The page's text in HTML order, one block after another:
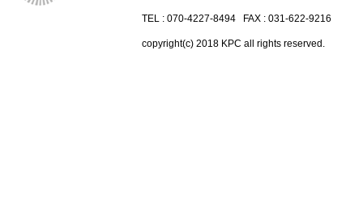
TEL : 070-4227-8494 FAX : 031-622-9216
copyright(c) 2018 KPC all rights reserved.